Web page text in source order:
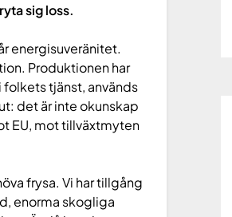
sig loss.
energisuveränitet.
Produktionen har
tjänst, används
det är inte okunskap
EU, mot tillväxtmyten
frysa. Vi har tillgång
enorma skogliga